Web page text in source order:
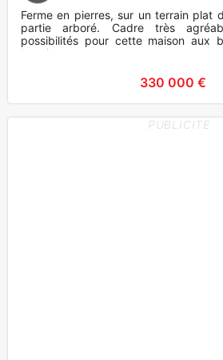
Ferme en pierres, sur un terrain plat
partie arboré. Cadre très
possibilités pour cette maison aux
locati
330 000 €
PUBLICITE